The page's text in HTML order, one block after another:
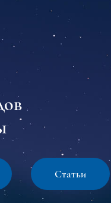
Статьи